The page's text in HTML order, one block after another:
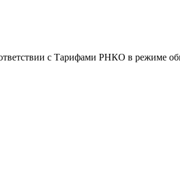
с Тарифами РНКО в режиме